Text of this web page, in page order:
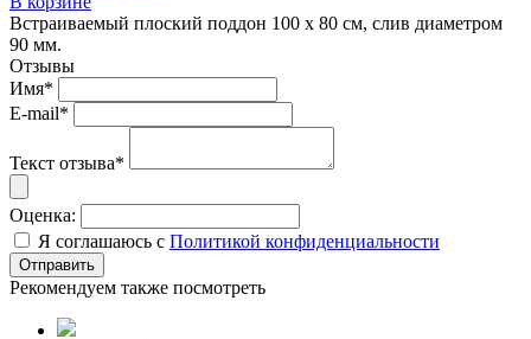
Встраиваемый плоский поддон 100 x 80 см, слив диаметром
90 мм.
Отзывы
Имя*
E-mail*
Текст отзыва*
Оценка:
Я соглашаюсь с Политикой конфиденциальности
Рекомендуем также посмотреть